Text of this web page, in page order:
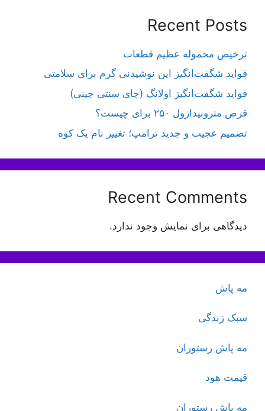
Recent Posts
ترخیص محموله عظیم قطعات
فواید شگفت‌انگیز این نوشیدنی گرم برای سلامتی
فواید شگفت‌انگیز اولانگ (چای سنتی چینی)
قرص مترونیدازول ۲۵۰ برای چیست؟
تصمیم عجیب و جدید ترامپ؛ تغییر نام یک کوه
Recent Comments
دیدگاهی برای نمایش وجود ندارد.
مه پاش
سبک زندگی
مه پاش رستوران
قیمت هود
مه پاش رستوران